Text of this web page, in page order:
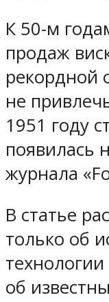
К 50-м
продаж
рекордной
не
1951 году
появилась
журнала
В статье
только об
об